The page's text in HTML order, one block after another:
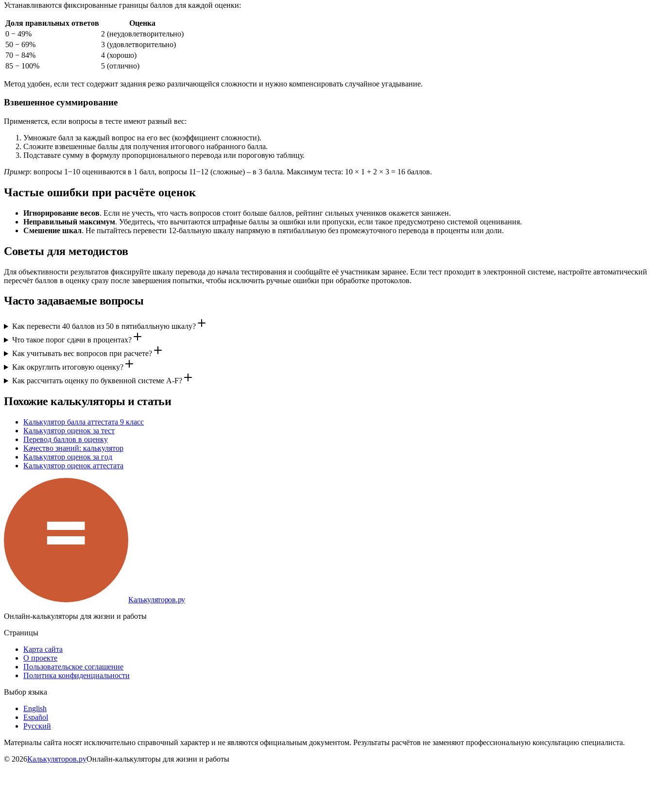
Устанавливаются фиксированные границы баллов для каждой оценки:
Доля правильных ответов
Оценка
0 − 49%
2 (неудовлетворительно)
50 − 69%
3 (удовлетворительно)
70 − 84%
4 (хорошо)
85 − 100%
5 (отлично)
Метод удобен, если тест содержит задания резко различающейся сложности и нужно компенсировать случайное угадывание.
Взвешенное суммирование
Применяется, если вопросы в тесте имеют разный вес:
Умножьте балл за каждый вопрос на его вес (коэффициент сложности).
Сложите взвешенные баллы для получения итогового набранного балла.
Подставьте сумму в формулу пропорционального перевода или пороговую таблицу.
Пример: вопросы 1−10 оцениваются в 1 балл, вопросы 11−12 (сложные) – в 3 балла. Максимум теста: 10 × 1 + 2 × 3 = 16 баллов.
Частые ошибки при расчёте оценок
Игнорирование весов. Если не учесть, что часть вопросов стоит больше баллов, рейтинг сильных учеников окажется занижен.
Неправильный максимум. Убедитесь, что вычитаются штрафные баллы за ошибки или пропуски, если такое предусмотрено системой оценивания.
Смешение шкал. Не пытайтесь перевести 12-балльную шкалу напрямую в пятибалльную без промежуточного перевода в проценты или доли.
Советы для методистов
Для объективности результатов фиксируйте шкалу перевода до начала тестирования и сообщайте её участникам заранее. Если тест проходит в электронной системе, настройте автоматический
пересчёт баллов в оценку сразу после завершения попытки, чтобы исключить ручные ошибки при обработке протоколов.
Часто задаваемые вопросы
Как перевести 40 баллов из 50 в пятибалльную шкалу?
Что такое порог сдачи в процентах?
Как учитывать вес вопросов при расчете?
Как округлить итоговую оценку?
Как рассчитать оценку по буквенной системе A-F?
Похожие калькуляторы и статьи
Калькулятор балла аттестата 9 класс
Калькулятор оценок за тест
Перевод баллов в оценку
Качество знаний: калькулятор
Калькулятор оценок за год
Калькулятор оценок аттестата
Калькуляторов.ру
Онлайн-калькуляторы для жизни и работы
Страницы
Карта сайта
О проекте
Пользовательское соглашение
Политика конфиденциальности
Выбор языка
English
Español
Русский
Материалы сайта носят исключительно справочный характер и не являются официальным документом. Результаты расчётов не заменяют профессиональную консультацию специалиста.
© 2026Калькуляторов.руОнлайн-калькуляторы для жизни и работы